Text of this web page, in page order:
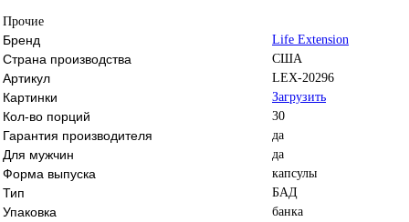
Прочие
Бренд Life Extension
Страна производства США
Артикул LEX-20296
Картинки Загрузить
Кол-во порций 30
Гарантия производителя да
Для мужчин да
Форма выпуска капсулы
Тип БАД
Упаковка банка